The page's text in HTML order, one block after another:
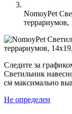
NomoyPet
террариумов,
Следите за
Светильник
см максимально
Не определен